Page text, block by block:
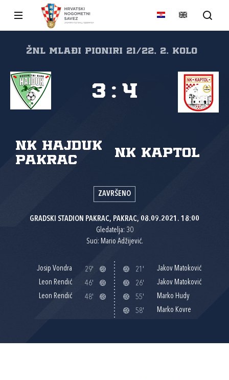
ŽNL mlađi pioniri 21/22, 2. kolo
NK Hajduk
Pakrac
NK Kaptol
3 : 4
ZAVRŠENO
GRADSKI STADION PAKRAC, PAKRAC, 08.09.2021. 18:00
Gledatelja: 30
Suci: Mario Adžijević.
Josip Vondra
29'
Leon Rendić
46'
Leon Rendić
48'
21'
Jakov Matoković
26'
Jakov Matoković
55'
Marko Hudy
58'
Marko Kovre